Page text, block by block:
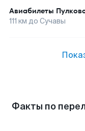
Авиабилеты
111 км до Сучавы
Факты по